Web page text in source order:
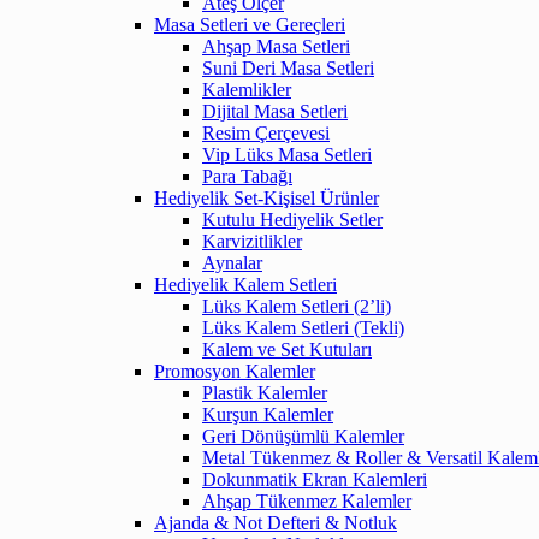
Masa Setleri ve Gereçleri
Ahşap Masa Setleri
Suni Deri Masa Setleri
Kalemlikler
Dijital Masa Setleri
Resim Çerçevesi
Vip Lüks Masa Setleri
Para Tabağı
Hediyelik Set-Kişisel Ürünler
Kutulu Hediyelik Setler
Karvizitlikler
Aynalar
Hediyelik Kalem Setleri
Lüks Kalem Setleri (2’li)
Lüks Kalem Setleri (Tekli)
Kalem ve Set Kutuları
Promosyon Kalemler
Plastik Kalemler
Kurşun Kalemler
Geri Dönüşümlü Kalemler
Metal Tükenmez & Roller & Versatil
Dokunmatik Ekran Kalemleri
Ahşap Tükenmez Kalemler
Ajanda & Not Defteri & Notluk